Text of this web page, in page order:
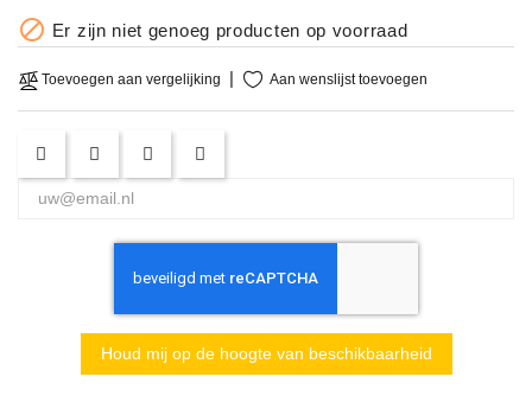
DEMONSTRATIES
&
CLINICS
VERHUUR,
SERVICE
 Er zijn niet genoeg producten op voorraad
Toevoegen aan vergelijking Aan wenslijst toevoegen
Houd mij op de hoogte van beschikbaarheid